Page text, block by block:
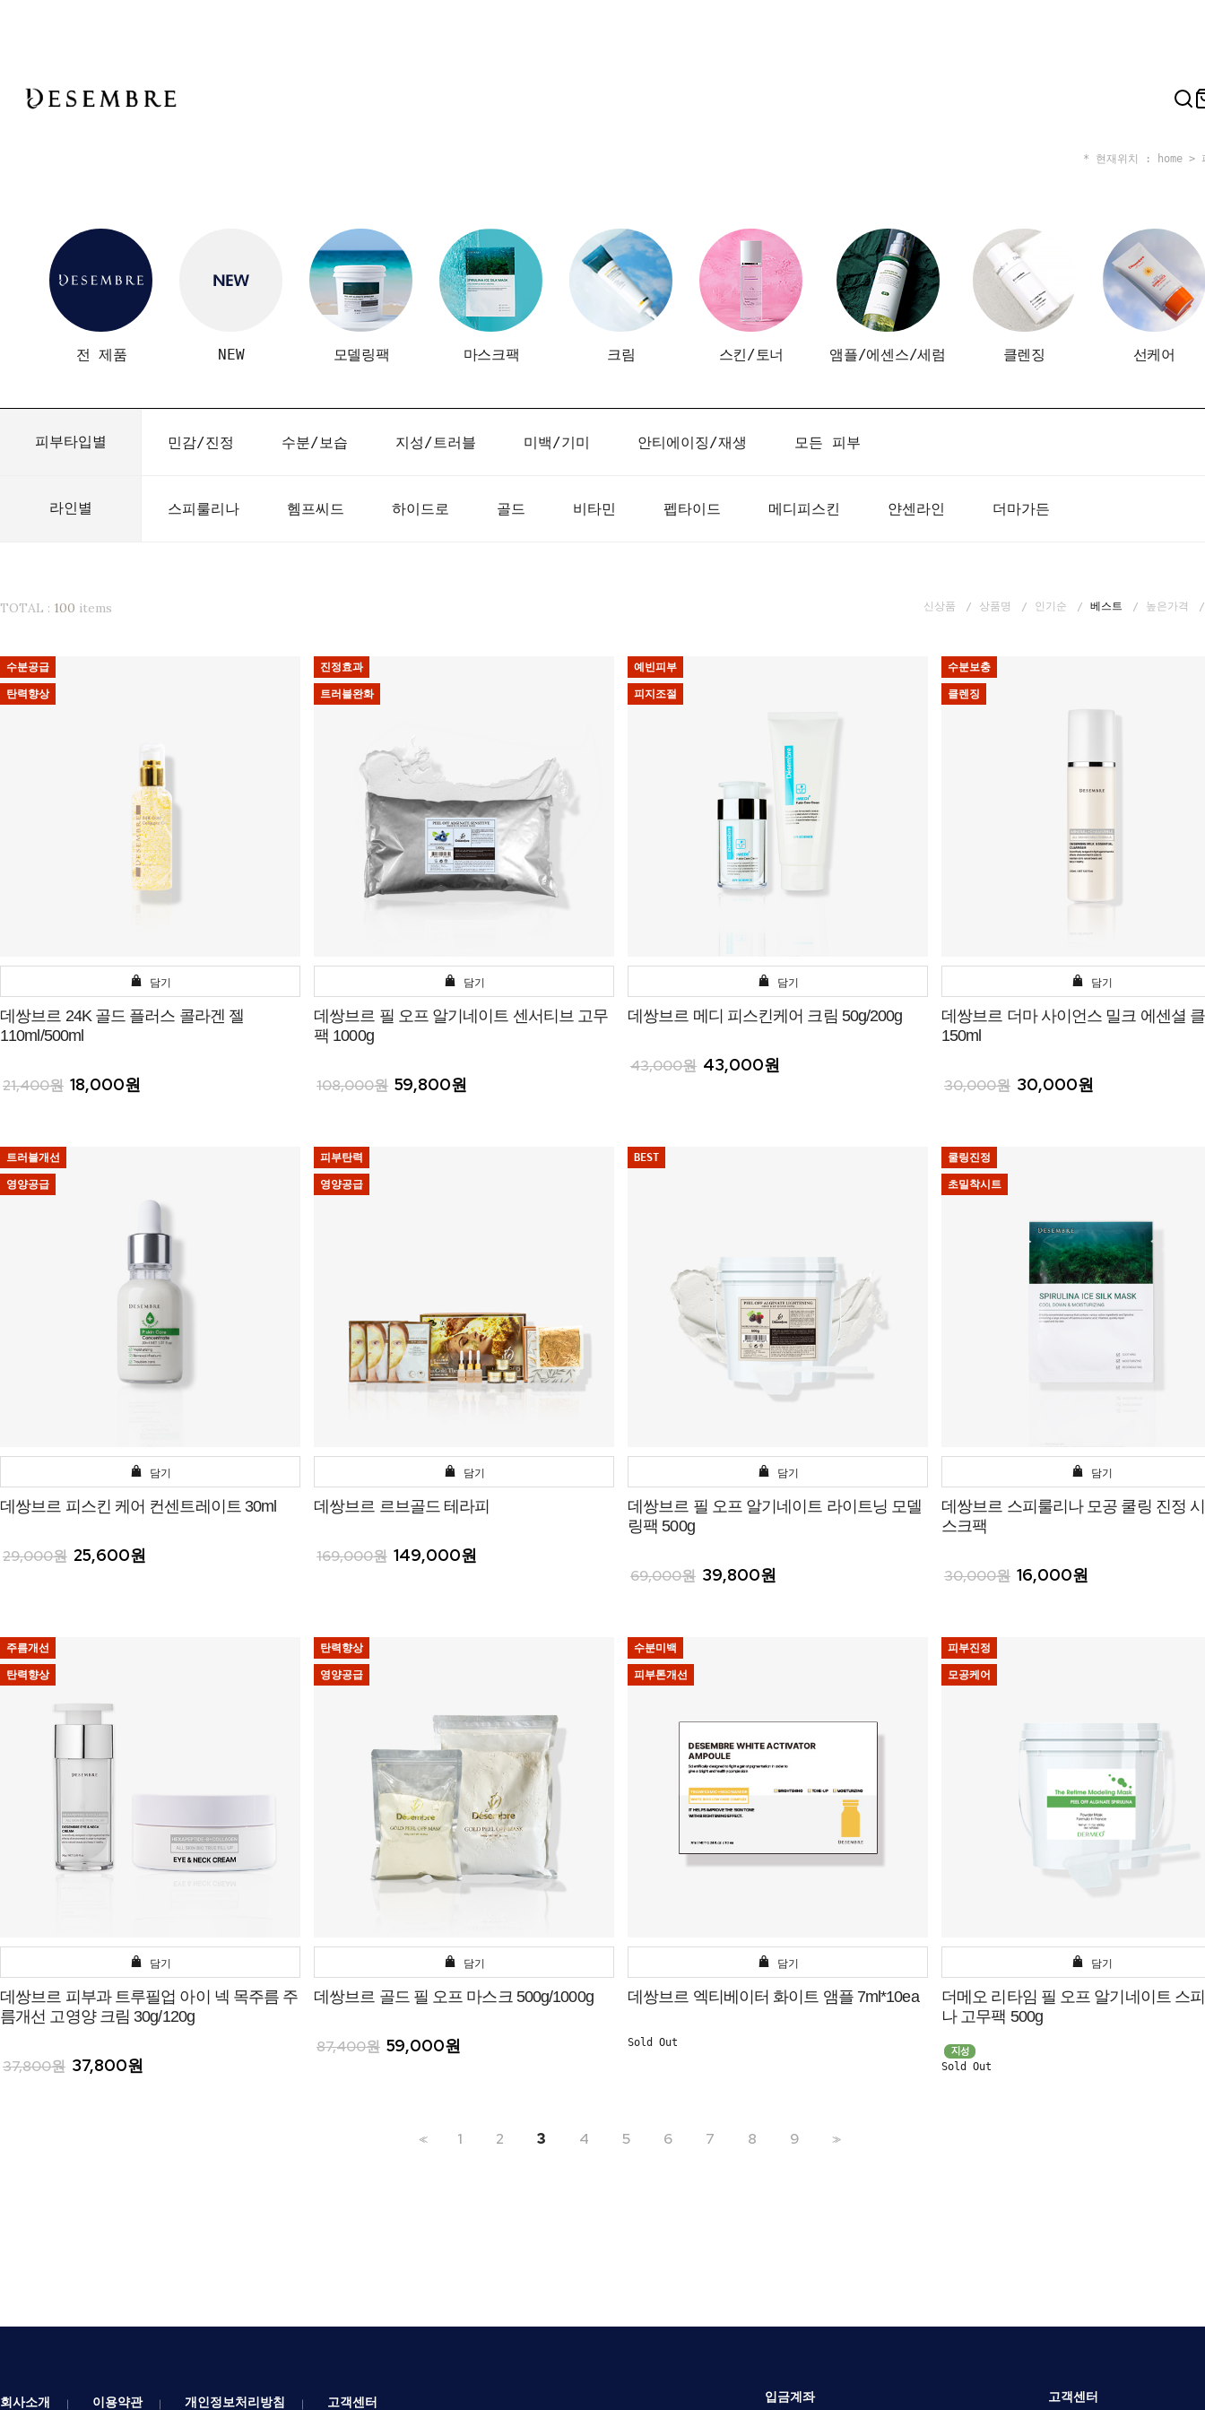
* 현재위치 : home >
전 제품 NEW 모델링팩 마스크팩 크림 스킨/토너 앰플/에센스/세럼 클렌징 선케어
피부타입별 민감/진정 수분/보습 지성/트러블 미백/기미 안티에이징/재생 모든 피부
라인별 스피룰리나 헴프씨드 하이드로 골드 비타민 펩타이드 메디피스킨 얀센라인 더마가든
TOTAL : 100 items 신상품 상품명 인기순 베스트 높은가격
수분공급
탄력향상
담기
데쌍브르 24K 골드 플러스 콜라겐 젤
110ml/500ml
21,400원 18,000원
진정효과
트러블완화
담기
데쌍브르 필 오프 알기네이트 센서티브 고무
팩 1000g
108,000원 59,800원
예빈피부
피지조절
담기
데쌍브르 메디 피스킨케어 크림 50g/200g
43,000원 43,000원
수분보충
클렌징
담기
데쌍브르 더마 사이언스 밀크 에센셜
150ml
30,000원 30,000원
트러블개선
영양공급
담기
데쌍브르 피스킨 케어 컨센트레이트 30ml
29,000원 25,600원
피부탄력
영양공급
담기
데쌍브르 르브골드 테라피
169,000원 149,000원
BEST
담기
데쌍브르 필 오프 알기네이트 라이트닝 모델
링팩 500g
69,000원 39,800원
쿨링진정
초밀착시트
담기
데쌍브르 스피룰리나 모공 쿨링 진정
스크팩
30,000원 16,000원
주름개선
탄력향상
담기
데쌍브르 피부과 트루필업 아이 넥 목주름 주
름개선 고영양 크림 30g/120g
37,800원 37,800원
탄력향상
영양공급
담기
데쌍브르 골드 필 오프 마스크 500g/1000g
87,400원 59,000원
수분미백
피부톤개선
담기
데쌍브르 엑티베이터 화이트 앰플 7ml*10ea
Sold Out
피부진정
모공케어
담기
더메오 리타임 필 오프 알기네이트 스
나 고무팩 500g
Sold Out
<< 1 2 3 4 5 6 7 8 9 >>
회사소개 이용약관 개인정보처리방침 고객센터 입금계좌 고객센터